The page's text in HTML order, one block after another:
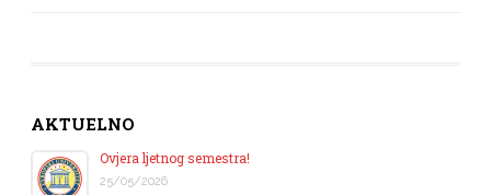
AKTUELNO
Ovjera ljetnog semestra!
25/05/2026